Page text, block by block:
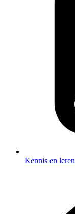
Kennis en leren